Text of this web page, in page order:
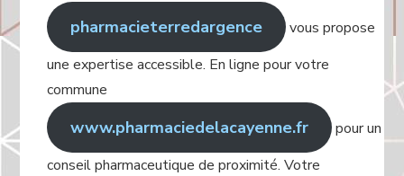
pharmacieterredargence
vous propose
une expertise accessible. En ligne pour votre
commune
www.pharmaciedelacayenne.fr
pour un
conseil pharmaceutique de proximité. Votre